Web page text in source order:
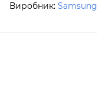
Виробник: Samsung